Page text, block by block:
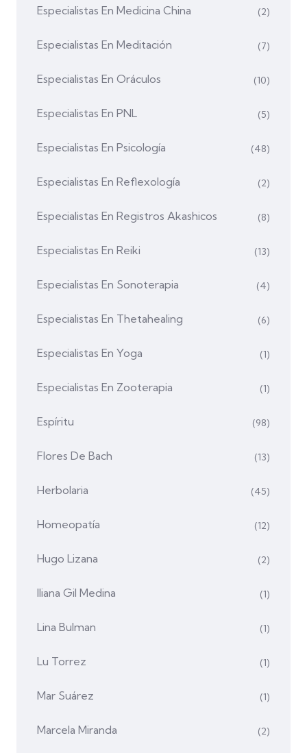
Especialistas En Medicina China (2)
Especialistas En Meditación (7)
Especialistas En Oráculos (10)
Especialistas En PNL (5)
Especialistas En Psicología (48)
Especialistas En Reflexología (2)
Especialistas En Registros Akashicos (8)
Especialistas En Reiki (13)
Especialistas En Sonoterapia (4)
Especialistas En Thetahealing (6)
Especialistas En Yoga (1)
Especialistas En Zooterapia (1)
Espíritu (98)
Flores De Bach (13)
Herbolaria (45)
Homeopatía (12)
Hugo Lizana (2)
Iliana Gil Medina (1)
Lina Bulman (1)
Lu Torrez (1)
Mar Suárez (1)
Marcela Miranda (2)